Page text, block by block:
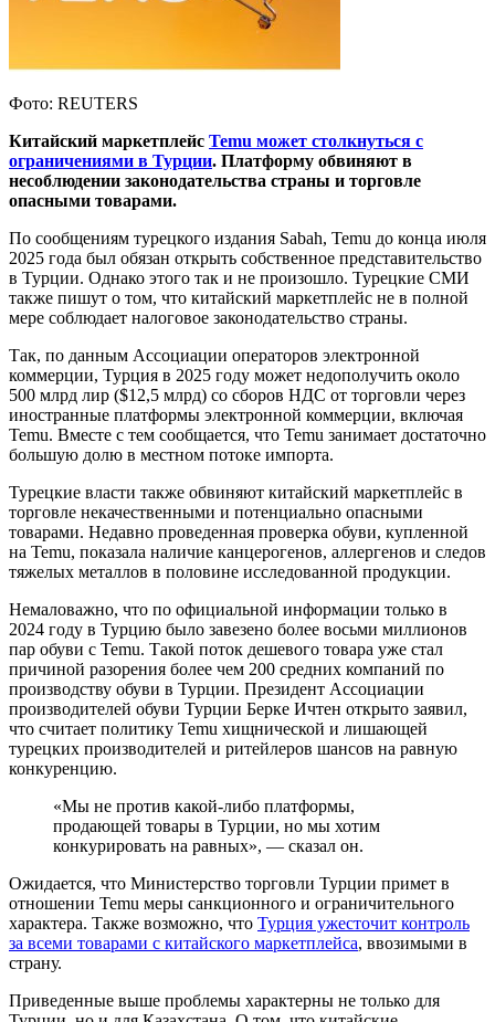
Фото: REUTERS
Китайский маркетплейс Temu может столкнуться с
ограничениями в Турции. Платформу обвиняют в
несоблюдении законодательства страны и торговле
опасными товарами.
По сообщениям турецкого издания Sabah, Temu до конца июля
2025 года был обязан открыть собственное представительство
в Турции. Однако этого так и не произошло. Турецкие СМИ
также пишут о том, что китайский маркетплейс не в полной
мере соблюдает налоговое законодательство страны.
Так, по данным Ассоциации операторов электронной
коммерции, Турция в 2025 году может недополучить около
500 млрд лир ($12,5 млрд) со сборов НДС от торговли через
иностранные платформы электронной коммерции, включая
Temu. Вместе с тем сообщается, что Temu занимает достаточно
большую долю в местном потоке импорта.
Турецкие власти также обвиняют китайский маркетплейс в
торговле некачественными и потенциально опасными
товарами. Недавно проведенная проверка обуви, купленной
на Temu, показала наличие канцерогенов, аллергенов и следов
тяжелых металлов в половине исследованной продукции.
Немаловажно, что по официальной информации только в
2024 году в Турцию было завезено более восьми миллионов
пар обуви с Temu. Такой поток дешевого товара уже стал
причиной разорения более чем 200 средних компаний по
производству обуви в Турции. Президент Ассоциации
производителей обуви Турции Берке Ичтен открыто заявил,
что считает политику Temu хищнической и лишающей
турецких производителей и ритейлеров шансов на равную
конкуренцию.
«Мы не против какой-либо платформы,
продающей товары в Турции, но мы хотим
конкурировать на равных», — сказал он.
Ожидается, что Министерство торговли Турции примет в
отношении Temu меры санкционного и ограничительного
характера. Также возможно, что Турция ужесточит контроль
за всеми товарами с китайского маркетплейса, ввозимыми в
страну.
Приведенные выше проблемы характерны не только для